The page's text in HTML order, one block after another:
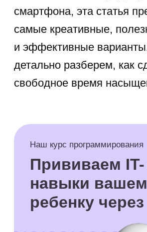
Психология и физиология в 9 лет
имеют свои отличия. Это уже
не наивный вчерашний
первоклассник, а осознанный
школьник, который активно
отстаивает собственные границы. В
этом возрасте интенсивно
информацию, задает сложные
вопросы и стремится к глубокому
Мотивация к познанию должна
формат, так как жесткая дисциплина
Родители должны помочь направить